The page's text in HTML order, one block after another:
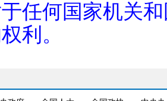
任何国家机关
利。